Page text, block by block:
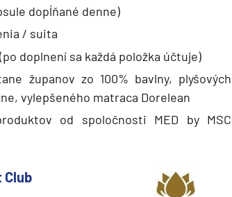
dopĺňané denne)
/ suita
doplnení sa každá položka účtuje)
županov zo 100% bavlny, plyšových
vylepšeného matraca Dorelean
od spoločnosti MED by MSC
Club